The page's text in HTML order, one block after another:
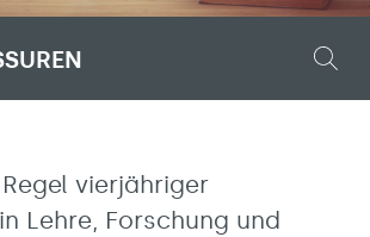
vierjähriger
Lehre, Forschung und